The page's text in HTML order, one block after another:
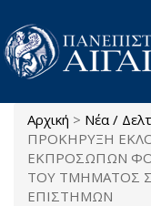
Παράκαμψη προς το
Είστε εδώ
Αρχική > Νέα /
ΠΡΟΚΗΡΥΞΗ
ΕΚΠΡΟΣΩΠΩΝ
ΤΟΥ ΤΜΗΜΑΤΟΣ
ΕΠΙΣΤΗΜΩΝ